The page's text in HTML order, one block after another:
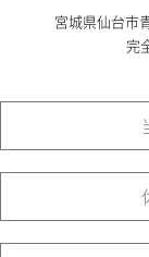
宮城県仙台市
完